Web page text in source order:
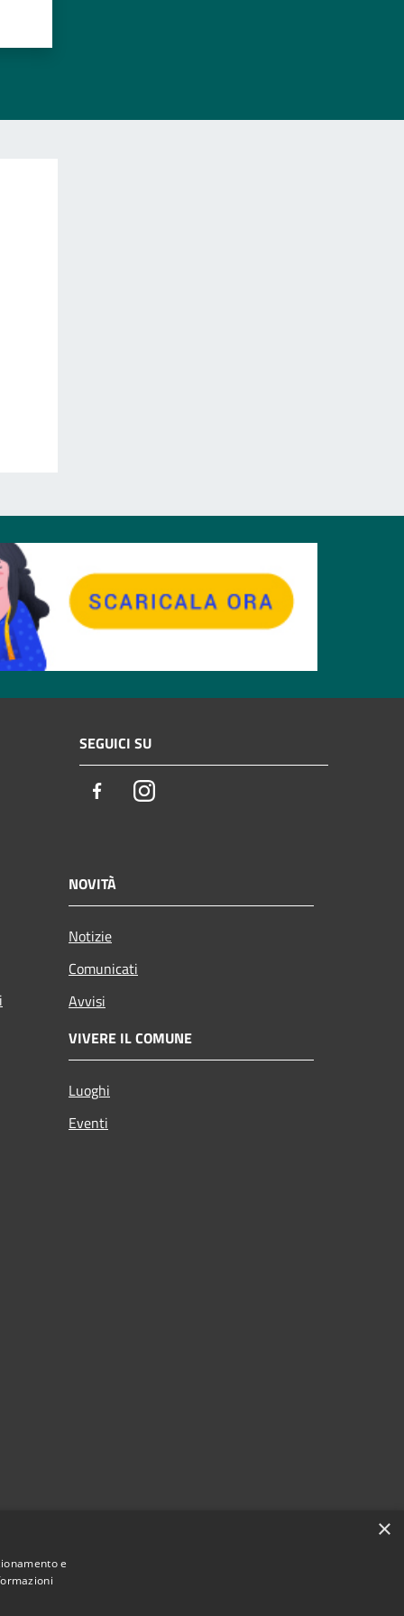
SEGUICI SU
FacebookInstagram
NOVITÀ
Notizie
Comunicati
Avvisi
VIVERE IL COMUNE
Luoghi
Eventi
×
e